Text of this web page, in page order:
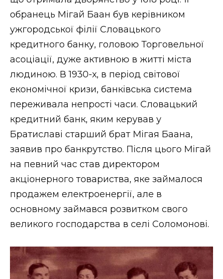
обранець Мігай Баан був керівником
ужгородської філії Словацького
кредитного банку, головою Торговельної
асоціації, дуже активною в житті міста
людиною. В 1930-х, в період світової
економічної кризи, банківська система
переживала непрості часи. Словацький
кредитний банк, яким керував у
Братиславі старший брат Мігая Баана,
заявив про банкрутство. Після цього Мігай
на певний час став директором
акціонерного товариства, яке займалося
продажем електроенергії, але в
основному займався розвитком свого
великого господарства в селі Соломонові.